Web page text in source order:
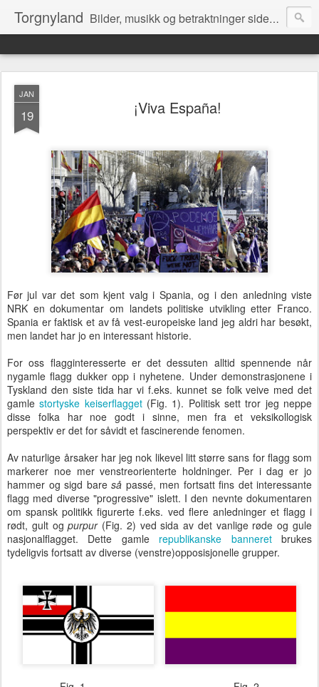
Torgnyland Bilder, musikk og betraktninger siden 2008
JAN
19 ¡Viva España!
Før jul var det som kjent valg i Spania, og i den anledning viste
NRK en dokumentar om landets politiske utvikling etter Franco.
Spania er faktisk et av få vest-europeiske land jeg aldri har besøkt,
men landet har jo en interessant historie.
For oss flagginteresserte er det dessuten alltid spennende når
nygamle flagg dukker opp i nyhetene. Under demonstrasjonene i
Tyskland den siste tida har vi f.eks. kunnet se folk veive med det
gamlestortyske keiserflagget(Fig. 1). Politisk sett tror jeg neppe
disse folka har noe godt i sinne, men fra et veksikollogisk
perspektiv er det for såvidt et fascinerende fenomen.
Av naturlige årsaker har jeg nok likevel litt større sans for flagg som
markerer noe mer venstreorienterte holdninger. Per i dag er jo
hammer og sigd bare så passé, men fortsatt fins det interessante
flagg med diverse "progressive" islett. I den nevnte dokumentaren
om spansk politikk figurerte f.eks. ved flere anledninger et flagg i
rødt, gult ogpurpur(Fig. 2) ved sida av det vanlige røde og gule
nasjonalflagget. Dette gamle republikanske banneretbrukes
tydeligvis fortsatt av diverse (venstre)opposisjonelle grupper.